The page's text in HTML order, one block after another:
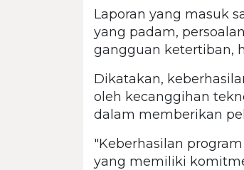
Laporan yang masuk
yang padam,
gangguan ketertiban,
Dikatakan,
oleh kecanggihan
dalam memberikan
"Keberhasilan
yang memiliki